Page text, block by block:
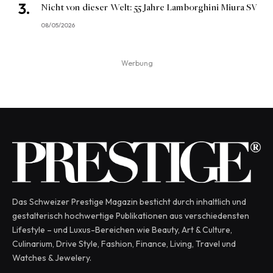
Nicht von dieser Welt: 55 Jahre Lamborghini Miura SV
08/05/2026
Werbung
Das Schweizer Prestige Magazin besticht durch inhaltlich und
gestalterisch hochwertige Publikationen aus verschiedensten
Lifestyle – und Luxus-Bereichen wie Beauty, Art & Culture,
Culinarium, Drive Style, Fashion, Finance, Living, Travel und
Watches & Jewelery.